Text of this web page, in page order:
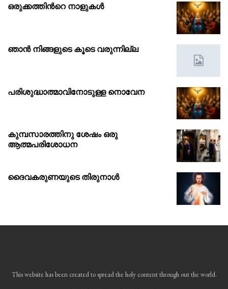
ഒരുക്കത്തിൻറെ നാളുകൾ
ഞാൻ നിങ്ങളുടെ കൂടെ വരുന്നില്ല
പരിശുദ്ധാത്മാവിനോടുള്ള നൊവേന
കുമ്പസാരത്തിനു ശേഷം ഒരു
ആത്മപരിശോധന
ദൈവകരുണയുടെ തിരുനാൾ
This website has been created to spread the holy content through out the world.